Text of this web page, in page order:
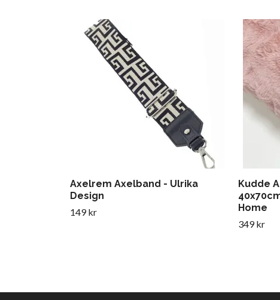
Axelrem Axelband - Ulrika
Design
149 kr
Kudde
Home
349 kr